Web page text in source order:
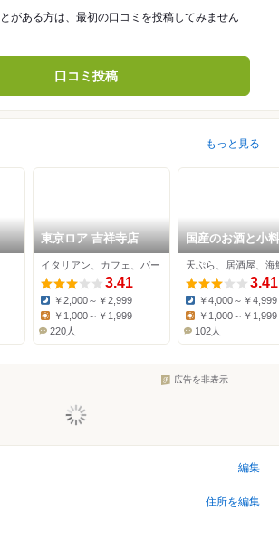
がある方は、最初の口コミを投稿してみません
口コミ投稿
もっと見る
東京ロア 吉祥寺店
イタリアン、カフェ、バー
3.41
Dinner:
￥2,000～￥2,999
￥1,000～￥1,999
220人
国産のお酒と小
きらく家
天ぷら、居酒屋、海
3.41
Dinner:
￥4,000～￥4,999
￥1,000～￥1,999
102人
広告を非表示
編集
住所を編集